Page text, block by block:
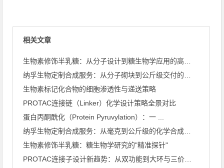
相关文章
生物素标记化合物的细胞渗透性与递送策略
PROTAC连接链（Linker）化学设计策略全景对比
蛋白丙酮酰化（Protein Pyruvylation）：一 ...
生物素修饰半乳糖：糖生物学研究的"精准探针"